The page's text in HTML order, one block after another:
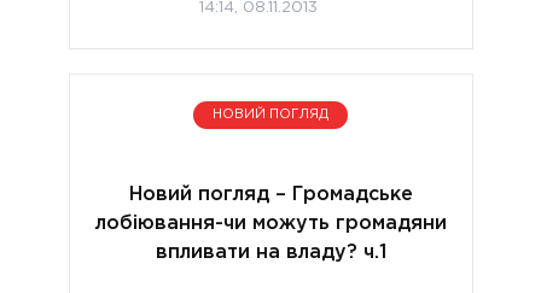
14:14, 08.11.2013
НОВИЙ ПОГЛЯД
Новий погляд – Громадське
лобіювання-чи можуть громадяни
впливати на владу? ч.1